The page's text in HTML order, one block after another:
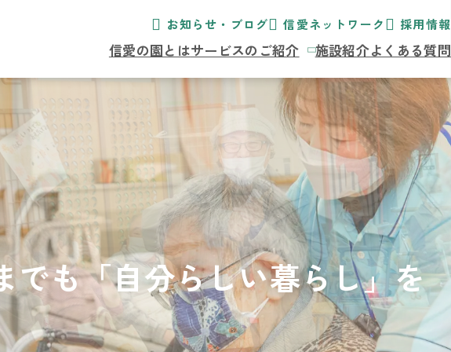
お知らせ・ブログ 信愛ネットワーク 採用情報
信愛の園とはサービスのご紹介 施設紹介よくある質問
でも「自分らしい暮らし」を